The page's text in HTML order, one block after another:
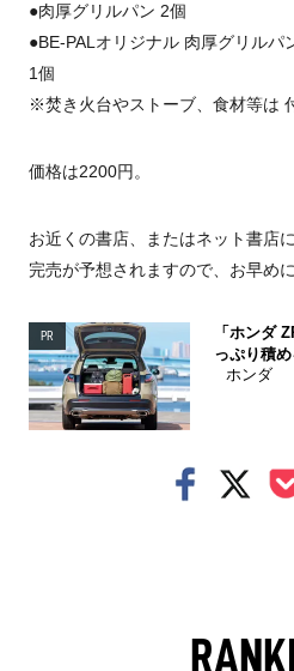
●肉厚グリルパン 2個
●BE-PALオリジナル 肉厚グリルパ
1個
※焚き火台やストーブ、食材等は
価格は2200円。
お近くの書店、またはネット書店に
完売が予想されますので、お早めに
PR
「ホンダ
っぷり積
ホンダ